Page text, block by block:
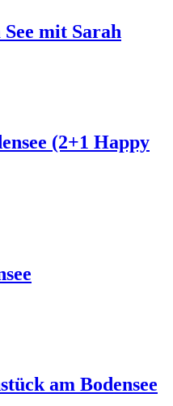
mit Sarah
(2+1 Happy
am Bodensee